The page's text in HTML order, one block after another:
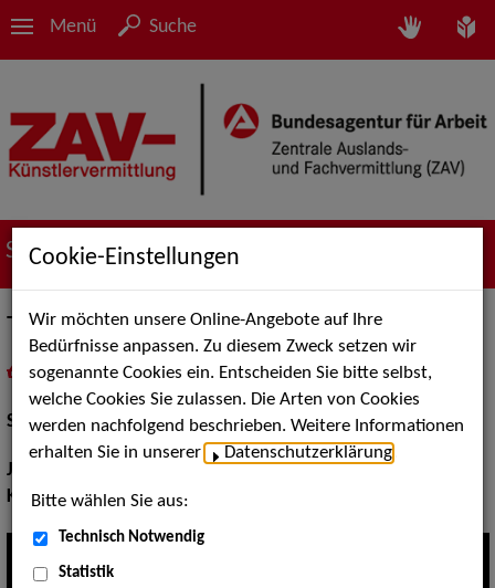
Menü Suche
Suche nach Künstler*innen
Thea Alexander
als PDF speichern
inMeine Merklistelegen
Schauspiel:Figur / Puppe / Objekt
Jahrgang:
Körpergröße:153 cm
Cookie-Einstellungen
Wir möchten unsere Online-Angebote auf Ihre
Bedürfnisse anpassen. Zu diesem Zweck setzen wir
sogenannte Cookies ein. Entscheiden Sie bitte selbst,
welche Cookies Sie zulassen. Die Arten von Cookies
werden nachfolgend beschrieben. Weitere Informationen
erhalten Sie in unserer
Datenschutzerklärung
Bitte wählen Sie aus:
Technisch Notwendig
Statistik